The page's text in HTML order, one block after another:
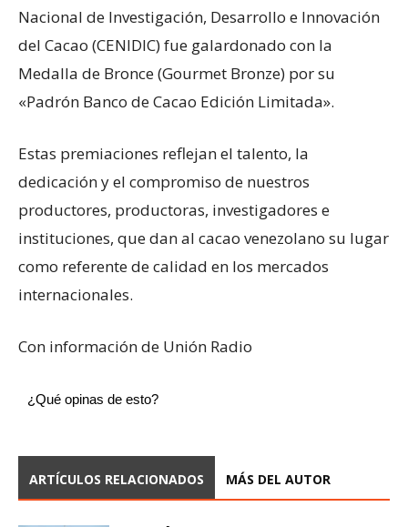
Nacional de Investigación, Desarrollo e Innovación
del Cacao (CENIDIC) fue galardonado con la
Medalla de Bronce (Gourmet Bronze) por su
«Padrón Banco de Cacao Edición Limitada».
Estas premiaciones reflejan el talento, la
dedicación y el compromiso de nuestros
productores, productoras, investigadores e
instituciones, que dan al cacao venezolano su lugar
como referente de calidad en los mercados
internacionales.
Con información de Unión Radio
¿Qué opinas de esto?
ARTÍCULOS RELACIONADOS MÁS DEL AUTOR